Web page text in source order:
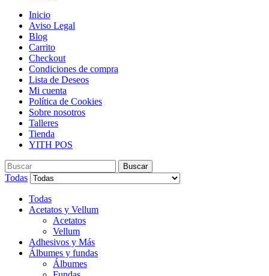
Inicio
Aviso Legal
Blog
Carrito
Checkout
Condiciones de compra
Lista de Deseos
Mi cuenta
Política de Cookies
Sobre nosotros
Talleres
Tienda
YITH POS
Buscar
Todas
Todas
Acetatos y Vellum
Acetatos
Vellum
Adhesivos y Más
Álbumes y fundas
Álbumes